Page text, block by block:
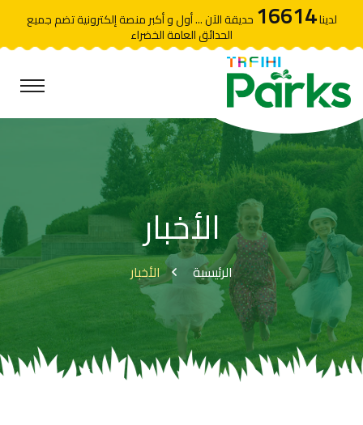
لدينا16614 حديقة الآن ... أول و أكبر منصة إلكترونية تضم جميع
الحدائق العامة الخضراء
الأخبار
الرئيسية الأخبار